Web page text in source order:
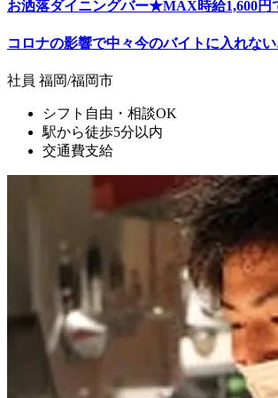
お洒落ダイニングバー★MAX時給1,600
コロナの影響で中々今のバイトに入れな
社員 福岡/福岡市
シフト自由・相談OK
駅から徒歩5分以内
交通費支給